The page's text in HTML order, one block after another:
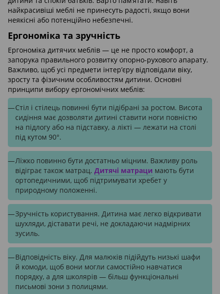
найкрасивіші меблі не принесуть радості, якщо вони
неякісні або потенційно небезпечні.
Ергономіка та зручність
Ергономіка дитячих меблів — це не просто комфорт, а
запорука правильного розвитку опорно-рухового апарату.
Важливо, щоб усі предмети інтер’єру відповідали віку,
зросту та фізичним особливостям дитини. Основні
принципи вибору ергономічних меблів:
Стіл і стілець повинні бути підібрані за ростом. Висота
сидіння має дозволяти дитині ставити ноги повністю
на підлогу або на підставку, а лікті — лежати на столі
під кутом 90°.
Ліжко повинно бути достатньо міцним. Важливу роль
відіграє також матрац. Дитячі матраци мають бути
ортопедичними, щоб підтримувати хребет у
природному положенні.
Зручність користування. Дитина має легко відкривати
шухляди, діставати речі, не докладаючи надмірних
зусиль.
Відповідність віку. Для малюків підійдуть низькі шафи
й комоди, щоб вони могли самостійно навчатися
порядку, а для школярів — більш функціональні
письмові зони з полицями.